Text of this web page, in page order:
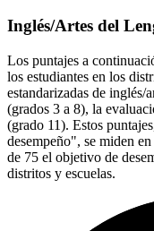
Inglés/Artes del
Los puntajes a
los estudiantes en los
estandarizadas de
(grados 3 a 8), la
(grado 11). Estos
desempeño", se miden
de 75 el objetivo de
distritos y escuelas.